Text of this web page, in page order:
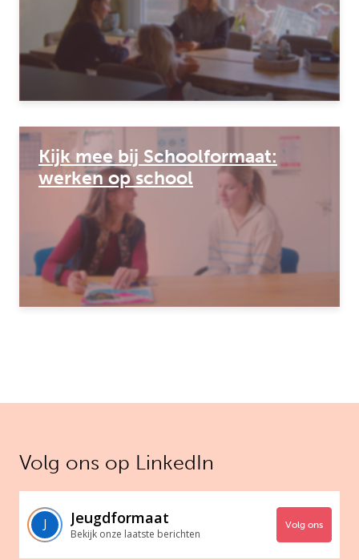
Kijk mee bij Schoolformaat:
werken op school
Volg ons op LinkedIn
Jeugdformaat
Bekijk onze laatste berichten
Volg ons